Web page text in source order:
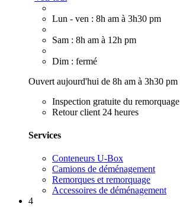
Lun - ven : 8h am à 3h30 pm
Sam : 8h am à 12h pm
Dim : fermé
Ouvert aujourd'hui de 8h am à 3h30 pm
Inspection gratuite du remorquage
Retour client 24 heures
Services
Conteneurs U-Box
Camions de déménagement
Remorques et remorquage
Accessoires de déménagement
4